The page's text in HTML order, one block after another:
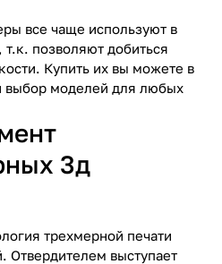
все чаще используют в
позволяют добиться
Купить их вы можете в
выбор моделей для любых
3д
трехмерной печати
выступает